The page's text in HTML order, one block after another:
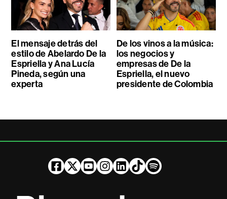
El mensaje detrás del
estilo de Abelardo De la
Espriella y Ana Lucía
Pineda, según una
experta
De los vinos a la música:
los negocios y
empresas de De la
Espriella, el nuevo
presidente de Colombia